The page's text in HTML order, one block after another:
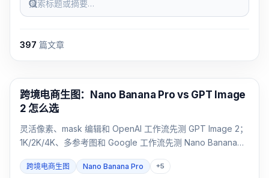
397 篇文章
AI 图像生成
跨境电商生图：Nano Banana Pro vs GPT Image
2 怎么选
灵活像素、mask 编辑和 OpenAI 工作流先测 GPT Image 2；
1K/2K/4K、多参考图和 Google 工作流先测 Nano Banana
测，并按通过率与返修时间决定。
跨境电商生图 Nano Banana Pro +5